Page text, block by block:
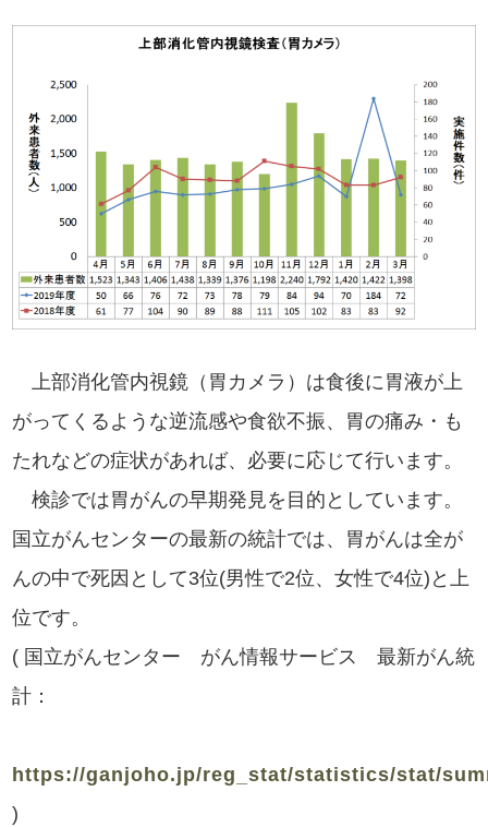
上部消化管内視鏡（胃カメラ）は食後に胃液が上
がってくるような逆流感や食欲不振、胃の痛み・も
たれなどの症状があれば、必要に応じて行います。
検診では胃がんの早期発見を目的としています。
国立がんセンターの最新の統計では、胃がんは全が
んの中で死因として3位(男性で2位、女性で4位)と上
位です。
( 国立がんセンター がん情報サービス 最新がん統
計：
https://ganjoho.jp/reg_stat/statistics/stat/
)